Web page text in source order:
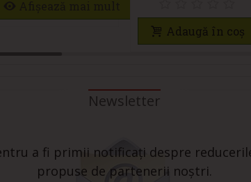
Adaugă în coș
Newsletter
a fi primii notificați despre
propuse de partenerii noștri.